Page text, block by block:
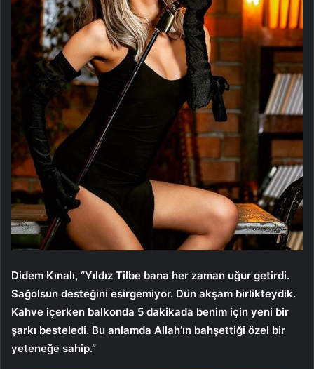
Didem Kınalı, “Yıldız Tilbe bana her zaman uğur getirdi.
Sağolsun desteğini esirgemiyor. Dün akşam birlikteydik.
Kahve içerken balkonda 5 dakikada benim için yeni bir
şarkı besteledi. Bu anlamda Allah’ın bahşettiği özel bir
yeteneğe sahip.”